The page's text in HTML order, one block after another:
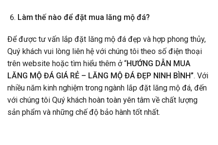
Làm thế nào để đặt mua lăng mộ đá?
Để được tư vấn lắp đặt lăng mộ đá đẹp và hợp phong thủy,
Quý khách vui lòng liên hệ với chúng tôi theo số điện thoại
trên website hoặc tìm hiểu thêm ở “HƯỚNG DẪN MUA
LĂNG MỘ ĐÁ GIÁ RẺ – LĂNG MỘ ĐÁ ĐẸP NINH BÌNH”. Với
nhiều năm kinh nghiệm trong ngành lắp đặt lăng mộ đá, đến
với chúng tôi Quý khách hoàn toàn yên tâm về chất lượng
sản phẩm và những chế độ bảo hành tốt nhất.